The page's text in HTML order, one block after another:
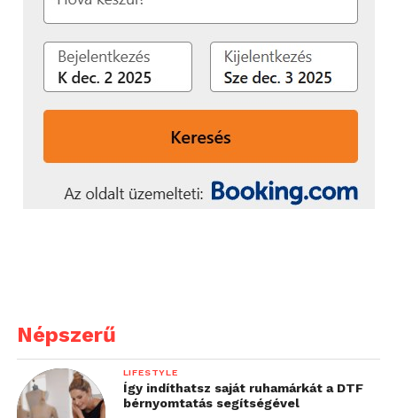
Népszerű
LIFESTYLE
Így indíthatsz saját ruhamárkát a DTF
bérnyomtatás segítségével